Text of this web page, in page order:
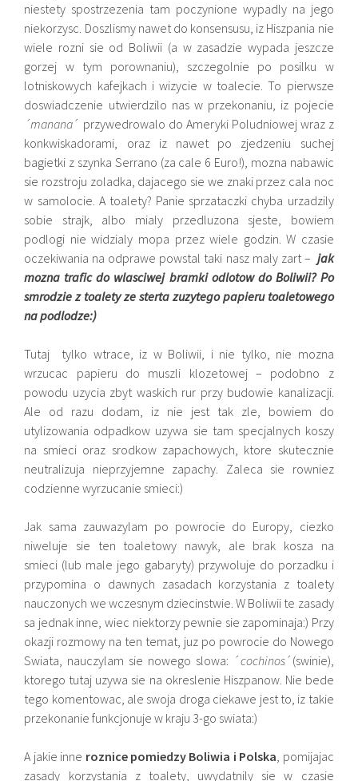
niestety spostrzezenia tam poczynione wypadly na jego
niekorzysc. Doszlismy nawet do konsensusu, iz Hiszpania nie
wiele rozni sie od Boliwii (a w zasadzie wypada jeszcze
gorzej w tym porownaniu), szczegolnie po posilku w
lotniskowych kafejkach i wizycie w toalecie. To pierwsze
doswiadczenie utwierdzilo nas w przekonaniu, iz pojecie
´manana´ przywedrowalo do Ameryki Poludniowej wraz z
konkwiskadorami, oraz iz nawet po zjedzeniu suchej
bagietki z szynka Serrano (za cale 6 Euro!), mozna nabawic
sie rozstroju zoladka, dajacego sie we znaki przez cala noc
w samolocie. A toalety? Panie sprzataczki chyba urzadzily
sobie strajk, albo mialy przedluzona sjeste, bowiem
podlogi nie widzialy mopa przez wiele godzin. W czasie
oczekiwania na odprawe powstal taki nasz maly zart – jak
mozna trafic do wlasciwej bramki odlotow do Boliwii? Po
smrodzie z toalety ze sterta zuzytego papieru toaletowego
na podlodze:)
Tutaj tylko wtrace, iz w Boliwii, i nie tylko, nie mozna
wrzucac papieru do muszli klozetowej – podobno z
powodu uzycia zbyt waskich rur przy budowie kanalizacji.
Ale od razu dodam, iz nie jest tak zle, bowiem do
utylizowania odpadkow uzywa sie tam specjalnych koszy
na smieci oraz srodkow zapachowych, ktore skutecznie
neutralizuja nieprzyjemne zapachy. Zaleca sie rowniez
codzienne wyrzucanie smieci:)
Jak sama zauwazylam po powrocie do Europy, ciezko
niweluje sie ten toaletowy nawyk, ale brak kosza na
smieci (lub male jego gabaryty) przywoluje do porzadku i
przypomina o dawnych zasadach korzystania z toalety
nauczonych we wczesnym dziecinstwie. W Boliwii te zasady
sa jednak inne, wiec niektorzy pewnie sie zapominaja:) Przy
okazji rozmowy na ten temat, juz po powrocie do Nowego
Swiata, nauczylam sie nowego slowa: ´cochinos´(swinie),
ktorego tutaj uzywa sie na okreslenie Hiszpanow. Nie bede
tego komentowac, ale swoja droga ciekawe jest to, iz takie
przekonanie funkcjonuje w kraju 3-go swiata:)
A jakie inne roznice pomiedzy Boliwia i Polska, pomijajac
zasady korzystania z toalety, uwydatnily sie w czasie